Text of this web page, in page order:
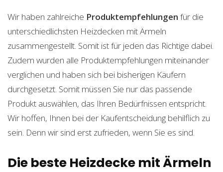
Wir haben zahlreiche Produktempfehlungen für die
unterschiedlichsten Heizdecken mit Ärmeln
zusammengestellt. Somit ist für jeden das Richtige dabei.
Zudem wurden alle Produktempfehlungen miteinander
verglichen und haben sich bei bisherigen Käufern
durchgesetzt. Somit müssen Sie nur das passende
Produkt auswählen, das Ihren Bedürfnissen entspricht.
Wir hoffen, Ihnen bei der Kaufentscheidung behilflich zu
sein. Denn wir sind erst zufrieden, wenn Sie es sind.
Die beste Heizdecke mit Ärmeln